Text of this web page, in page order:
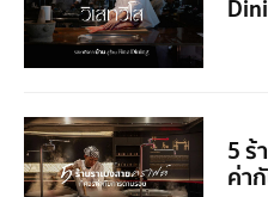
5 ร้
ค่า